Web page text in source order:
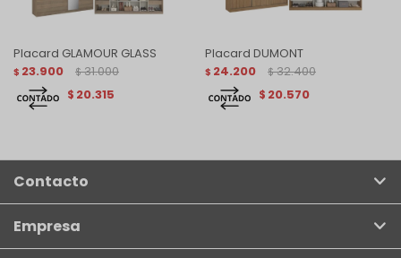
Placard GLAMOUR GLASS
$ 23.900 $ 31.000
$ 20.315
Placard DUMONT
$ 24.200 $ 32.400
$ 20.570
Contacto
Empresa